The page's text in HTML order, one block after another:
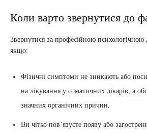
Коли варто звернутися до
Звернутися за професійною
якщо:
Фізичні симптоми не зникають або
на лікування у соматичних лікарів, а
значних органічних причин.
Ви чітко пов’язуєте появу або